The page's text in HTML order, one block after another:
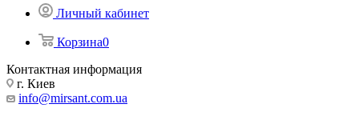
Личный кабинет
Корзина0
Контактная информация
г. Киев
info@mirsant.com.ua